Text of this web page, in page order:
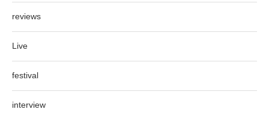
reviews
Live
festival
interview